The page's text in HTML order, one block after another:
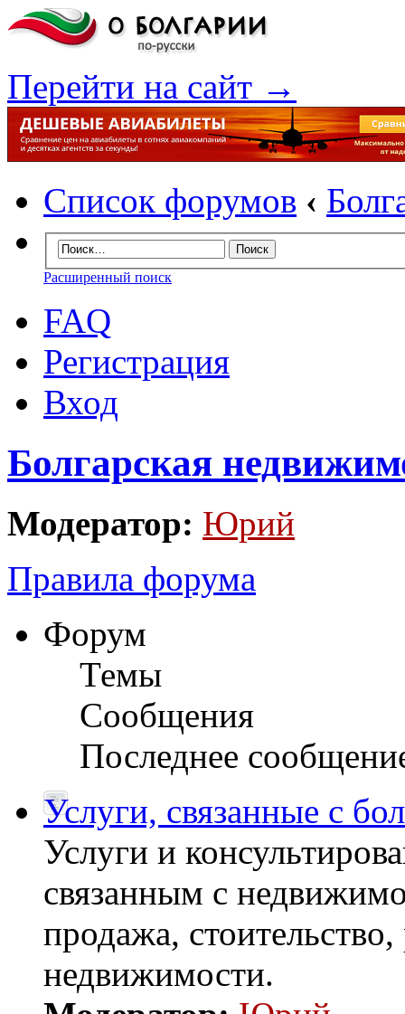
Перейти на сайт →
Список форумов ‹
Расширенный поиск
FAQ
Регистрация
Вход
Болгарская
Модератор: Юрий
Правила форума
Форум
Темы
Сообщения
Последнее
Услуги, связанные с
Услуги и
связанным с
продажа,
недвижимости.